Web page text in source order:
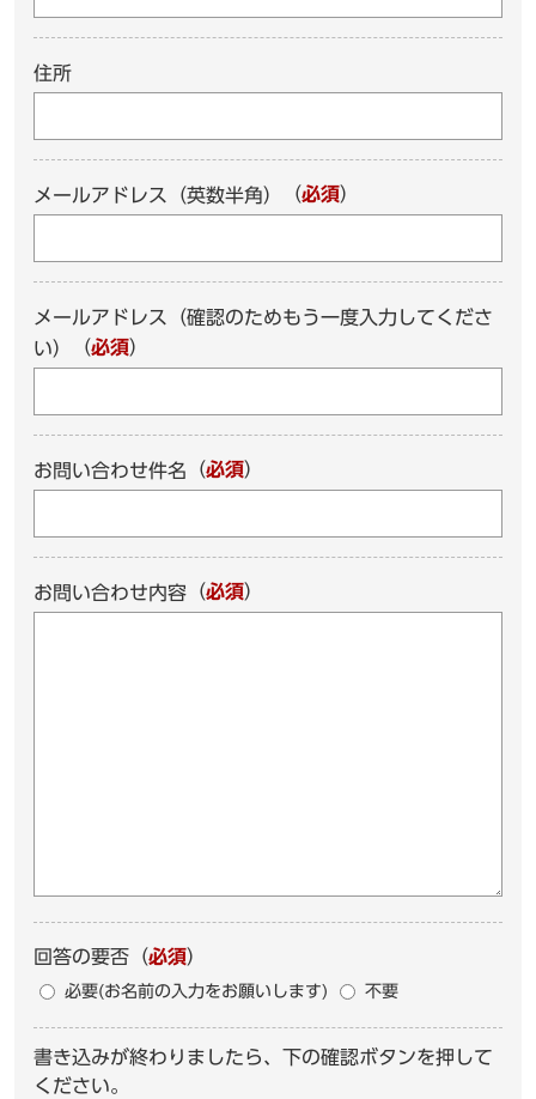
住所
メールアドレス（英数半角） （必須）
メールアドレス（確認のためもう一度入力してくださ
い）
（必須）
お問い合わせ件名 （必須）
お問い合わせ内容 （必須）
回答の要否 （必須）
必要(お名前の入力をお願いします) 不要
書き込みが終わりましたら、下の確認ボタンを押して
ください。